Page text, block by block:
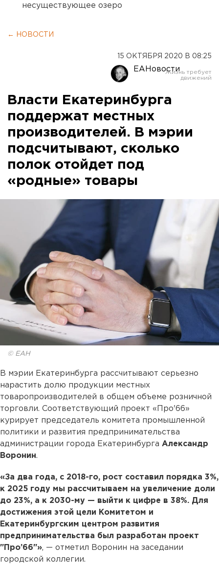
несуществующее озеро
← НОВОСТИ
15 ОКТЯБРЯ 2020 В 08:25
ЕАНовости
Власти Екатеринбурга
поддержат местных
производителей. В мэрии
подсчитывают, сколько
полок отойдет под
«родные» товары
© ЕАН
В мэрии Екатеринбурга рассчитывают серьезно
нарастить долю продукции местных
товаропроизводителей в общем объеме розничной
торговли. Соответствующий проект «Про'66»
курирует председатель комитета промышленной
политики и развития предпринимательства
администрации города Екатеринбурга Александр
Воронин.
«За два года, с 2018-го, рост составил порядка 3%,
к 2025 году мы рассчитываем на увеличение доли
до 23%, а к 2030-му — выйти к цифре в 38%. Для
достижения этой цели Комитетом и
Екатеринбургским центром развития
предпринимательства был разработан проект
"Про’66"», — отметил Воронин на заседании
городской коллегии.